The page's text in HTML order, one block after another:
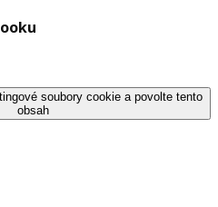
soubory cookie a povolte tento
obsah